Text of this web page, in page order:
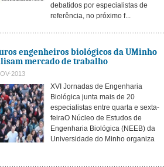
debatidos por especialistas de
referência, no próximo f...
engenheiros biológicos da UMinho
mercado de trabalho
2013
XVI Jornadas de Engenharia
Biológica junta mais de 20
especialistas entre quarta e sexta-
feiraO Núcleo de Estudos de
Engenharia Biológica (NEEB) da
Universidade do Minho organiza